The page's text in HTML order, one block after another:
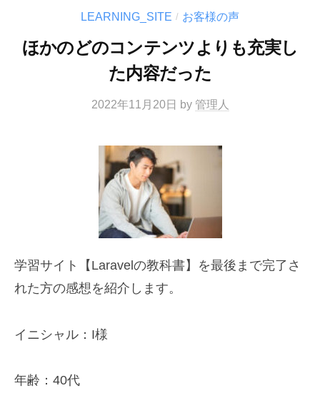
LEARNING_SITE / お客様の声
ほかのどのコンテンツよりも充実し
た内容だった
2022年11月20日 by 管理人
学習サイト【Laravelの教科書】を最後まで完了さ
れた方の感想を紹介します。
イニシャル：I様
年齢：40代